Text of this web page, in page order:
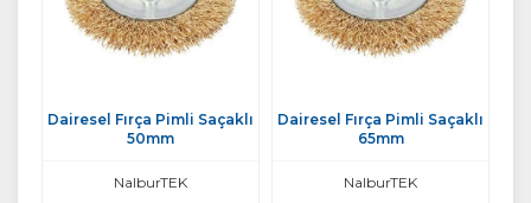
Dairesel Fırça Pimli Saçaklı
50mm
NalburTEK
Dairesel Fırça Pimli Saçaklı
65mm
NalburTEK